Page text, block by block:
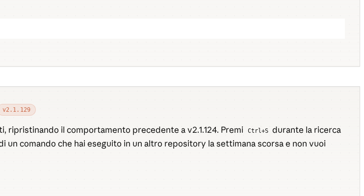
v2.1.129
il comportamento precedente a v2.1.124. Premi Ctrl+S durante la ricerca
comando che hai eseguito in un altro repository la settimana scorsa e non vuoi